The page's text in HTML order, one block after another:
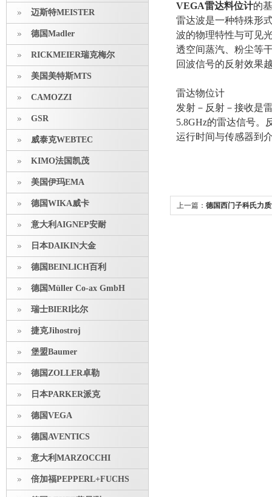
迈斯特MEISTER
德国Madler
RICKMEIER瑞克梅尔
美国美特斯MTS
CAMOZZI
GSR
威泰克WEBTEC
KIMO法国凯茂
美国伊玛EMA
德国WIKA威卡
意大利AIGNEP安耐
日本DAIKIN大金
德国BEINLICH百利
德国Müller Co-ax GmbH
瑞士BIERI比尔
捷克Jihostroj
堡盟Baumer
德国ZOLLER卓勒
日本PARKER派克
德国VEGA
德国AVENTICS
意大利MARZOCCHI
倍加福PEPPERL+FUCHS
VEGA雷达料位计的
雷达波是一种特殊形
波的物理特性与可见
透空间蒸汽、粉尘等
回波信号的反射效果
雷达物位计
发射－反射－接收是
5.8GHz的雷达信号。
运行时间与传感器到
上一篇： 德国西门子科氏力